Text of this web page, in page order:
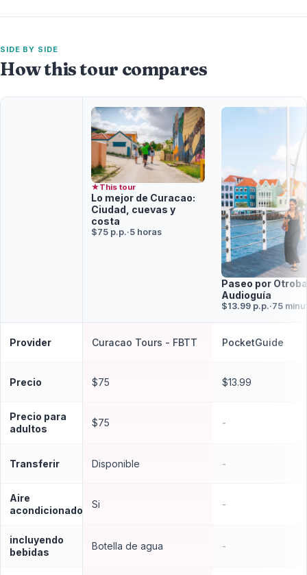
SIDE BY SIDE
How this tour compares
★This tour
Lo mejor de Curacao:
Ciudad, cuevas y
costa
$75 p.p.·5 horas
Paseo por
Audioguía
$13.99 p.p.·75
Provider Curacao Tours - FBTT PocketGuide
Precio $75 $13.99
Precio para
adultos
$75 -
Transferir Disponible -
Aire
acondicionado
Si -
incluyendo
bebidas
Botella de agua -